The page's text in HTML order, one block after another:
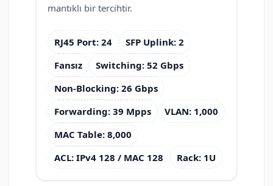
mantıklı bir tercihtir.
RJ45 Port: 24
SFP Uplink: 2
Fansız
Switching: 52 Gbps
Non-Blocking: 26 Gbps
Forwarding: 39 Mpps
VLAN: 1,000
MAC Table: 8,000
ACL: IPv4 128 / MAC 128
Rack: 1U